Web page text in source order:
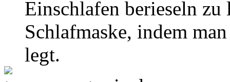
Einschlafen berieseln
Schlafmaske, indem
legt.